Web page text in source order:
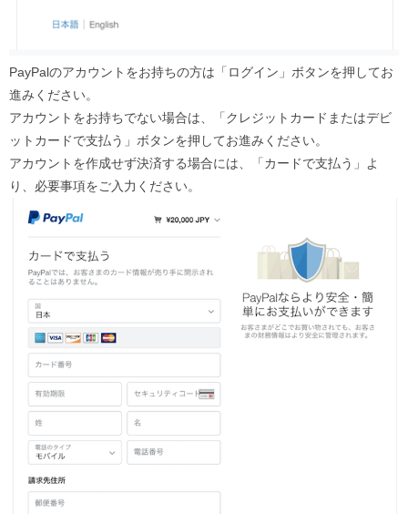
PayPalのアカウントをお持ちの方は「ログイン」ボタンを押してお
進みください。
アカウントをお持ちでない場合は、「クレジットカードまたはデビ
ットカードで支払う」ボタンを押してお進みください。
アカウントを作成せず決済する場合には、「カードで支払う」よ
り、必要事項をご入力ください。